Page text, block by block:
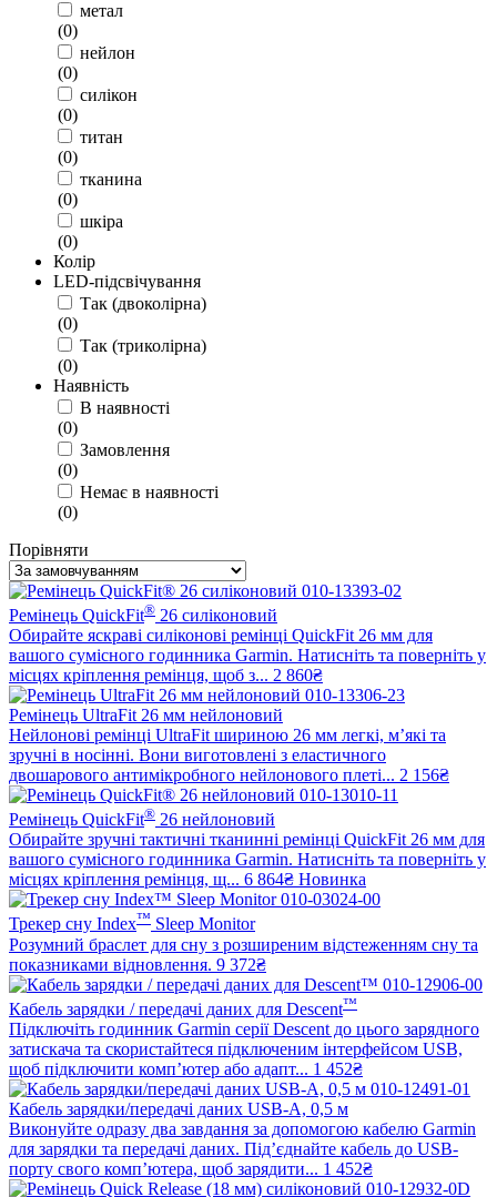
метал
(0)
нейлон
(0)
силікон
(0)
титан
(0)
тканина
(0)
шкіра
(0)
Колір
LED-підсвічування
Так (двоколірна)
(0)
Так (триколірна)
(0)
Наявність
В наявності
(0)
Замовлення
(0)
Немає в наявності
(0)
Порівняти
Ремінець QuickFit® 26 силіконовий
Обирайте яскраві силіконові ремінці QuickFit 26 мм для
вашого сумісного годинника Garmin. Натисніть та поверніть у
місцях кріплення ремінця, щоб з... 2 860₴
Ремінець UltraFit 26 мм нейлоновий
Нейлонові ремінці UltraFit шириною 26 мм легкі, м’які та
зручні в носінні. Вони виготовлені з еластичного
двошарового антимікробного нейлонового плеті... 2 156₴
Ремінець QuickFit® 26 нейлоновий
Обирайте зручні тактичні тканинні ремінці QuickFit 26 мм для
вашого сумісного годинника Garmin. Натисніть та поверніть у
місцях кріплення ремінця, щ... 6 864₴ Новинка
Трекер сну Index™ Sleep Monitor
Розумний браслет для сну з розширеним відстеженням сну та
показниками відновлення. 9 372₴
Кабель зарядки / передачі даних для Descent™
Підключіть годинник Garmin серії Descent до цього зарядного
затискача та скористайтеся підключеним інтерфейсом USB,
щоб підключити комп’ютер або адапт... 1 452₴
Кабель зарядки/передачі даних USB-A, 0,5 м
Виконуйте одразу два завдання за допомогою кабелю Garmin
для зарядки та передачі даних. Під’єднайте кабель до USB-
порту свого комп’ютера, щоб зарядити... 1 452₴